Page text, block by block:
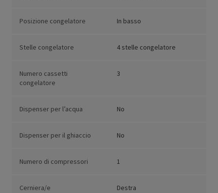
Posizione congelatore In basso
Stelle congelatore 4 stelle congelatore
Numero cassetti
congelatore
3
Dispenser per l’acqua No
Dispenser per il ghiaccio No
Numero di compressori 1
Cerniera/e Destra